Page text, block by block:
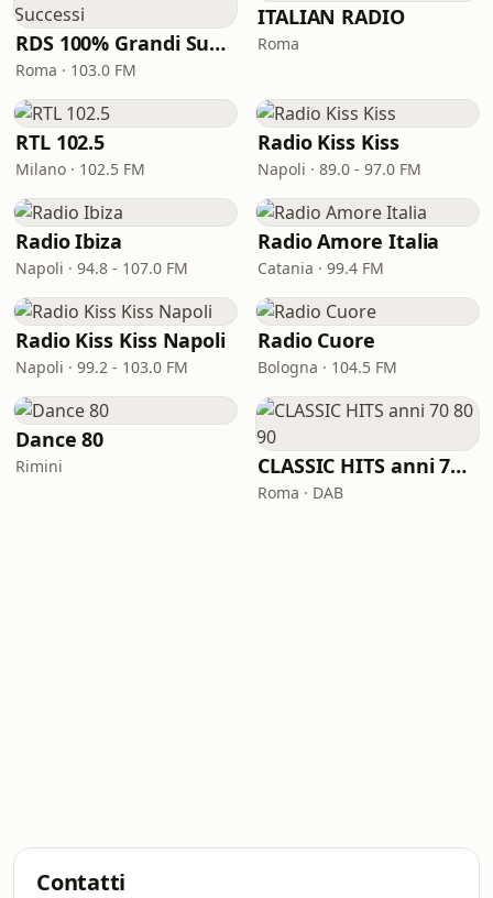
RDS 100% Grandi Successi
Roma · 103.0 FM
ITALIAN RADIO
Roma
RTL 102.5
Milano · 102.5 FM
Radio Kiss Kiss
Napoli · 89.0 - 97.0 FM
Radio Ibiza
Napoli · 94.8 - 107.0 FM
Radio Amore Italia
Catania · 99.4 FM
Radio Kiss Kiss Napoli
Napoli · 99.2 - 103.0 FM
Radio Cuore
Bologna · 104.5 FM
Dance 80
Rimini CLASSIC HITS anni 70 80 90
Roma · DAB
Contatti